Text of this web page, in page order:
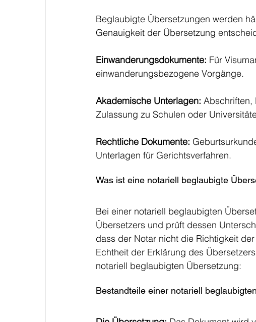
Beglaubigte Übersetzungen werden
Genauigkeit der Übersetzung
Einwanderungsdokumente: Für
einwanderungsbezogene Vorgänge.
Akademische Unterlagen:
Zulassung zu Schulen oder
Rechtliche Dokumente:
Unterlagen für Gerichtsverfahren.
Was ist eine notariell beglaubigte
Bei einer notariell beglaubigten
Übersetzers und prüft dessen
dass der Notar nicht die Richtigkeit
Echtheit der Erklärung des
notariell beglaubigten Übersetzung:
Bestandteile einer notariell